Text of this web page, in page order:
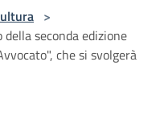
>
seconda edizione
che si svolgerà